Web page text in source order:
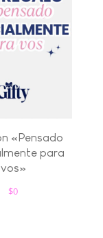
«Pensado
para
vos»
$0